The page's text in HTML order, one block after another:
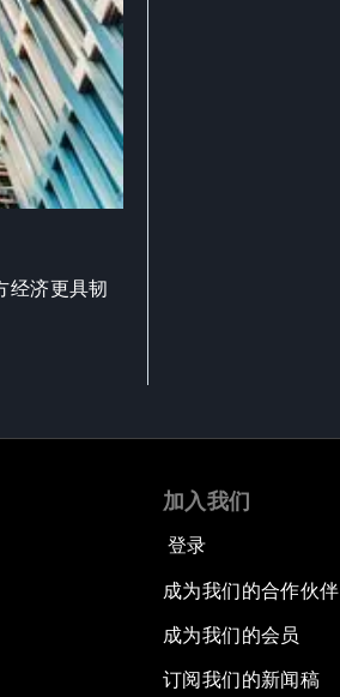
经济更具韧
加入我们
登录
成为我们的合作伙伴
成为我们的会员
订阅我们的新闻稿